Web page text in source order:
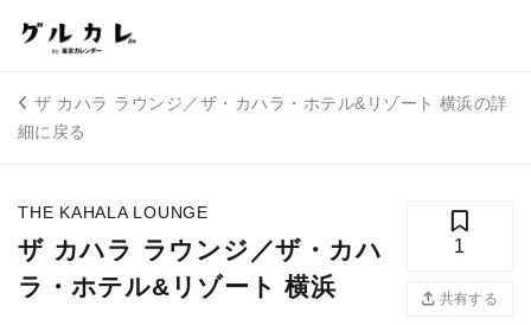
ザ カハラ ラウンジ／ザ・カハラ・ホテル&リゾート 横浜の詳
細に戻る
THE KAHALA LOUNGE
ザ カハラ ラウンジ／ザ・カハ
ラ・ホテル&リゾート 横浜
1
共有する